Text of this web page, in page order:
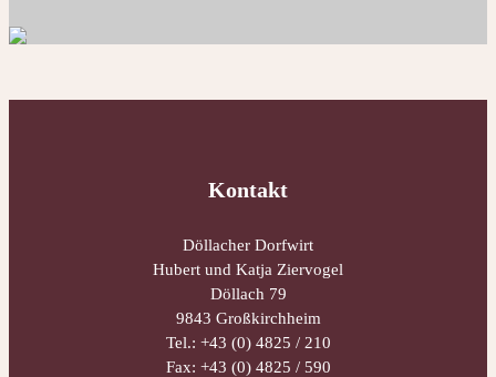
Kontakt
Döllacher Dorfwirt
Hubert und Katja Ziervogel
Döllach 79
9843 Großkirchheim
Tel.: +43 (0) 4825 / 210
Fax: +43 (0) 4825 / 590